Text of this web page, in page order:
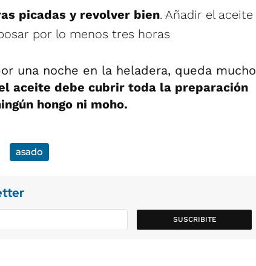
picadas y revolver bien. Añadir el aceite
por lo menos tres horas
una noche en la heladera, queda mucho
aceite debe cubrir toda la preparación
hongo ni moho.
asado
SUSCRIBITE